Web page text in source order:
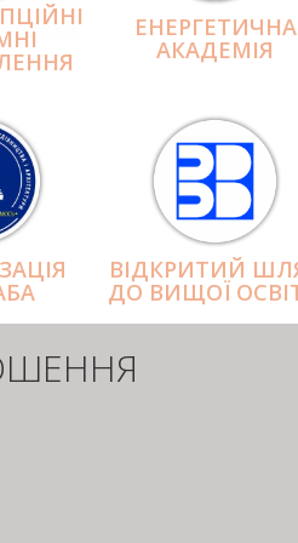
ЕНЕРГЕТИЧНА
АКАДЕМІЯ
ВІДКРИТИЙ
ДО ВИЩОЇ